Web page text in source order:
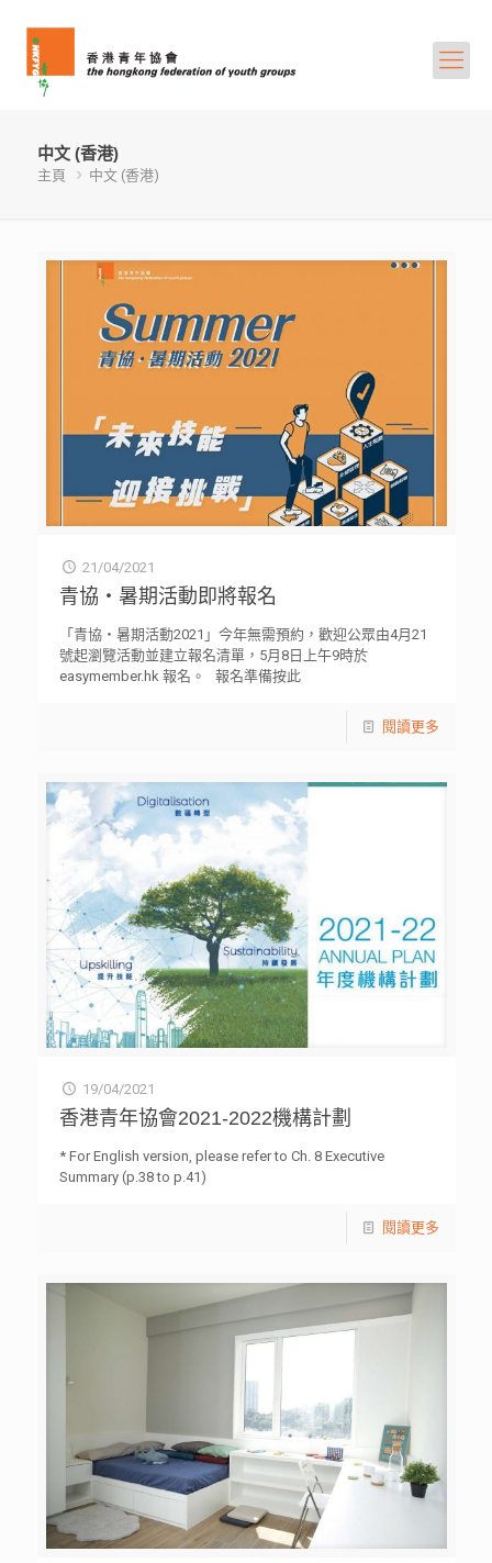
中文 (香港)
主頁 中文 (香港)
21/04/2021
青協・暑期活動即將報名
「青協・暑期活動2021」今年無需預約，歡迎公眾由4月21
號起瀏覽活動並建立報名清單，5月8日上午9時於
easymember.hk 報名。 報名準備按此
閱讀更多
19/04/2021
香港青年協會2021-2022機構計劃
* For English version, please refer to Ch. 8 Executive
Summary (p.38 to p.41)
閱讀更多